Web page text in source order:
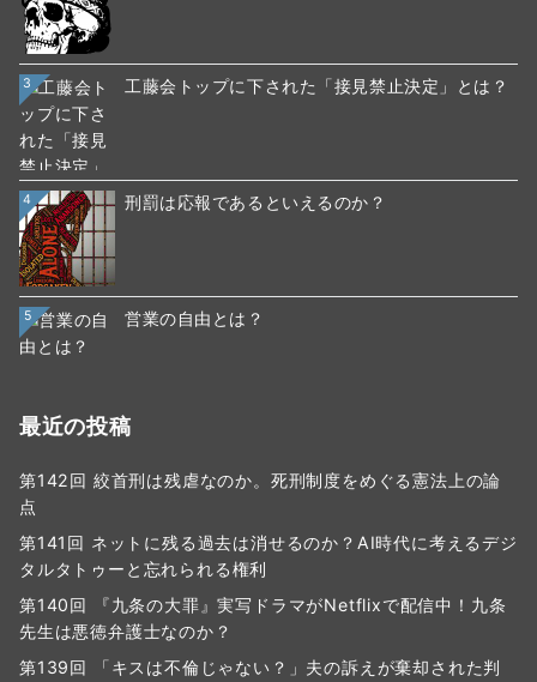
3 工藤会トップに下された「接見禁止決定」とは？
4 刑罰は応報であるといえるのか？
5 営業の自由とは？
最近の投稿
第142回 絞首刑は残虐なのか。死刑制度をめぐる憲法上の論
点
第141回 ネットに残る過去は消せるのか？AI時代に考えるデジ
タルタトゥーと忘れられる権利
第140回 『九条の大罪』実写ドラマがNetflixで配信中！九条
先生は悪徳弁護士なのか？
第139回 「キスは不倫じゃない？」夫の訴えが棄却された判